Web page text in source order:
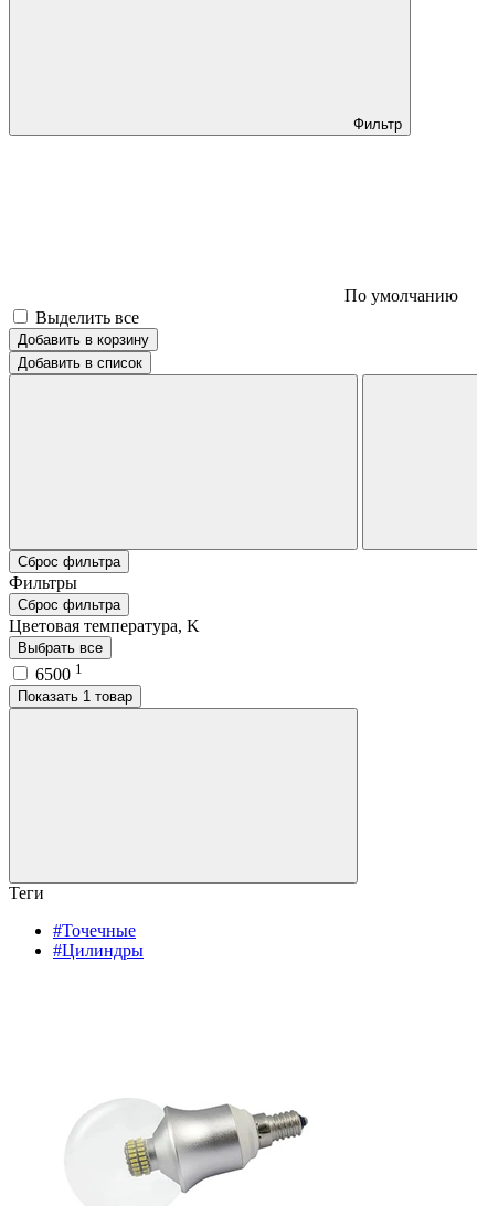
Фильтр
По умолчанию
Выделить все
Добавить в корзину
Добавить в список
Сброс фильтра
Фильтры
Сброс фильтра
Цветовая температура, K
Выбрать все
6500 1
Показать 1 товар
Теги
#Точечные
#Цилиндры